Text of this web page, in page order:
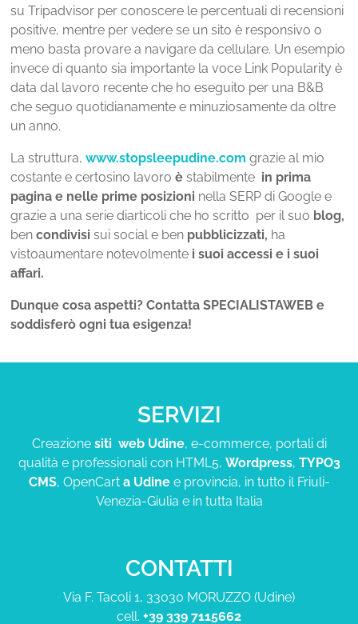
su Tripadvisor per conoscere le percentuali di recensioni
positive, mentre per vedere se un sito è responsivo o
meno basta provare a navigare da cellulare. Un esempio
invece di quanto sia importante la voce Link Popularity è
data dal lavoro recente che ho eseguito per una B&B
che seguo quotidianamente e minuziosamente da oltre
un anno.
La struttura, www.stopsleepudine.com grazie al mio
costante e certosino lavoro è stabilmente in prima
pagina e nelle prime posizioni nella SERP di Google e
grazie a una serie diarticoli che ho scritto per il suo blog,
ben condivisi sui social e ben pubblicizzati, ha
vistoaumentare notevolmente i suoi accessi e i suoi
affari.
Dunque cosa aspetti? Contatta SPECIALISTAWEB e
soddisferò ogni tua esigenza!
SERVIZI
Creazione siti web Udine, e-commerce, portali di
qualità e professionali con HTML5, Wordpress, TYPO3
CMS, OpenCart a Udinee provincia, in tutto il Friuli-
Venezia-Giulia e in tutta Italia
CONTATTI
Via F. Tacoli 1, 33030 MORUZZO (Udine)
cell. +39 339 7115662